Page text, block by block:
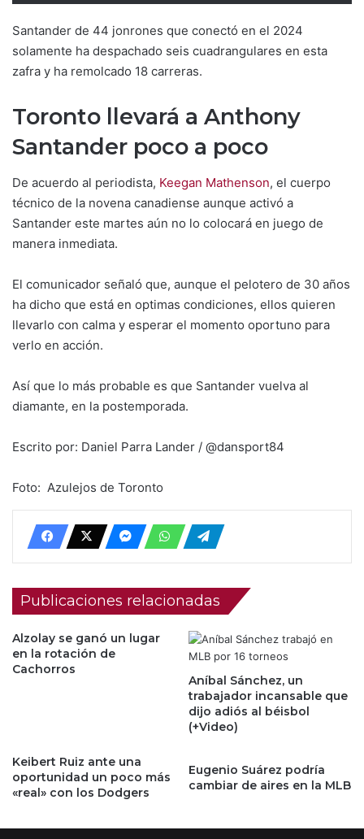
Santander de 44 jonrones que conectó en el 2024
solamente ha despachado seis cuadrangulares en esta
zafra y ha remolcado 18 carreras.
Toronto llevará a Anthony
Santander poco a poco
De acuerdo al periodista, Keegan Mathenson, el cuerpo
técnico de la novena canadiense aunque activó a
Santander este martes aún no lo colocará en juego de
manera inmediata.
El comunicador señaló que, aunque el pelotero de 30 años
ha dicho que está en optimas condiciones, ellos quieren
llevarlo con calma y esperar el momento oportuno para
verlo en acción.
Así que lo más probable es que Santander vuelva al
diamante, en la postemporada.
Escrito por: Daniel Parra Lander / @dansport84
Foto: Azulejos de Toronto
Publicaciones relacionadas
Alzolay se ganó un lugar
en la rotación de
Cachorros
Aníbal Sánchez, un
trabajador incansable que
dijo adiós al béisbol
(+Video)
Keibert Ruiz ante una
oportunidad un poco más
«real» con los Dodgers
Eugenio Suárez podría
cambiar de aires en la MLB